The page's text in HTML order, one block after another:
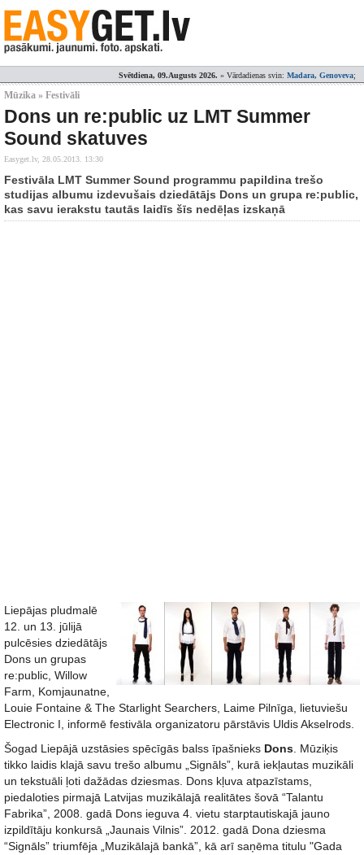
Svētdiena, 09.Augusts 2026. » Vārdadienas svin: Madara, Genoveva;
Mūzika » Festivāli
Dons un re:public uz LMT Summer
Sound skatuves
Easyget.lv, 28.05.2013. 13:30
Festivāla LMT Summer Sound programmu papildina trešo
studijas albumu izdevušais dziedātājs Dons un grupa re:public,
kas savu ierakstu tautās laidīs šīs nedēļas izskaņā
Liepājas pludmalē
12. un 13. jūlijā
pulcēsies dziedātājs
Dons un grupas
re:public, Willow
Farm, Komjaunatne,
Louie Fontaine & The Starlight Searchers, Laime Pilnīga, lietuviešu
Electronic I, informē festivāla organizatoru pārstāvis Uldis Akselrods.
Šogad Liepājā uzstāsies spēcīgās balss īpašnieks Dons . Mūziķis
tikko laidis klajā savu trešo albumu „Signāls”, kurā iekļautas muzikāli
un tekstuāli ļoti dažādas dziesmas. Dons kļuva atpazīstams,
piedaloties pirmajā Latvijas muzikālajā realitātes šovā “Talantu
Fabrika”, 2008. gadā Dons ieguva 4. vietu starptautiskajā jauno
izpildītāju konkursā „Jaunais Vilnis”. 2012. gadā Dona dziesma
“Signāls” triumfēja „Muzikālajā bankā”, kā arī saņēma titulu "Gada